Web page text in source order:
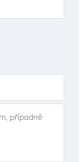
případně